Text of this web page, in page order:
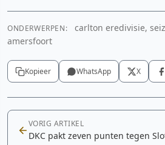
ONDERWERPEN:
carlton eredivisie,
amersfoort
Kopieer WhatsApp X
VORIG ARTIKEL
DKC pakt zeven punten tegen